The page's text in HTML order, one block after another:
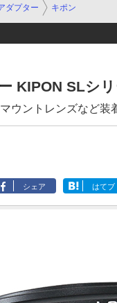
ダプター キポン
KIPON SLシ
ウントレンズなど装
シェア はてブ